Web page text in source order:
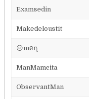
Examsedin
Makedeloustit
😑mคղ
ManMamcita
ObservantMan